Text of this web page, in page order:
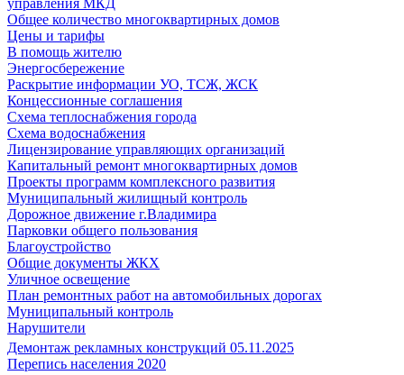
управления МКД
Общее количество многоквартирных домов
Цены и тарифы
В помощь жителю
Энергосбережение
Раскрытие информации УО, ТСЖ, ЖСК
Концессионные соглашения
Схема теплоснабжения города
Схема водоснабжения
Лицензирование управляющих организаций
Капитальный ремонт многоквартирных домов
Проекты программ комплексного развития
Муниципальный жилищный контроль
Дорожное движение г.Владимира
Парковки общего пользования
Благоустройство
Общие документы ЖКХ
Уличное освещение
План ремонтных работ на автомобильных дорогах
Муниципальный контроль
Нарушители
Демонтаж рекламных конструкций 05.11.2025
Перепись населения 2020